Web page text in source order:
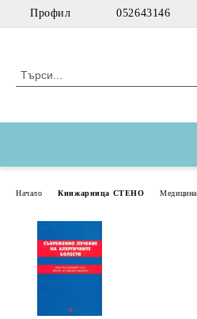
Профил 052643146
Начало Книжарница СТЕНО Медицина